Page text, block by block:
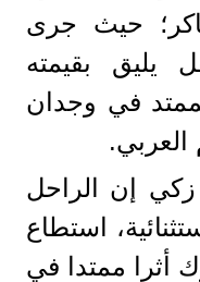
حيث جرى
يليق بقيمته
في وجدان
زكي إن الراحل
استطاع
أثرا ممتدا في